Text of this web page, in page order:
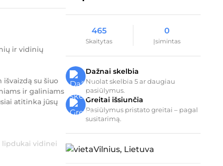
ir vidinių
išvaizdą su šiuo
ir galiniams
atitinka jūsų
lipdukai vidinei
465
Skaitytas
0
Įsimintas
Dažnai skelbia
Nuolat skelbia 5 ar daugiau
pasiūlymus.
Greitai išsiunčia
Pasiūlymus pristato greitai – pagal
susitarimą.
Vilnius, Lietuva